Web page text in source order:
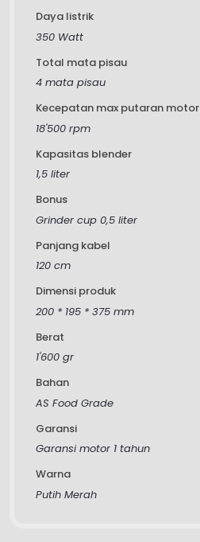
Daya listrik
350 Watt
Total mata pisau
4 mata pisau
Kecepatan max putaran motor
18'500 rpm
Kapasitas blender
1,5 liter
Bonus
Grinder cup 0,5 liter
Panjang kabel
120 cm
Dimensi produk
200 * 195 * 375 mm
Berat
1'600 gr
Bahan
AS Food Grade
Garansi
Garansi motor 1 tahun
Warna
Putih Merah